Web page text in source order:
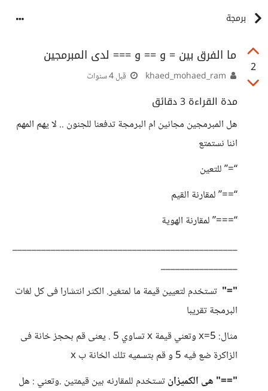
برمجة
2
ما الفرق بين = و == و === لدى المبرمجين
قبل 4 سنوات
مدة القراءة 3 دقائق
هل المبرمجين مجانين ام البرمجة تدفعنا للجنون .. لا يهم المهم
اننا نستمتع
“=” للتعين
“==” لمقارنة القيم
“===” لمقارنة الهوية
_______________________________________________
________________
"=" تستخدم لتعيين قيمة ما لمتغير. الكثر انتشارا فى كل لغات
البرمجة تقريبا
مثال: x=5 وتعني قيمة x تساوي 5 . يعنى قم بحجز خانة فى
الزاكرة ضع فيه 5 و قم بتسميه تلك الخانة ب x
"==" هى الكميزانتستخدم للمقارنه بين قيمتين .وتعني : هل